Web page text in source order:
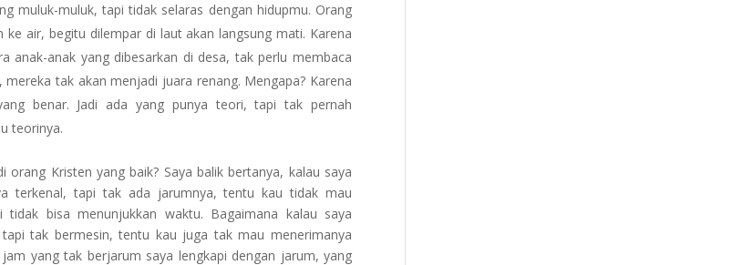
muluk-muluk, tapi tidak selaras dengan hidupmu. Orang
air, begitu dilempar di laut akan langsung mati. Karena
anak-anak yang dibesarkan di desa, tak perlu membaca
tak akan menjadi juara renang. Mengapa? Karena
benar. Jadi ada yang punya teori, tapi tak pernah
teorinya.
Kristen yang baik? Saya balik bertanya, kalau saya
terkenal, tapi tak ada jarumnya, tentu kau tidak mau
bisa menunjukkan waktu. Bagaimana kalau saya
tak bermesin, tentu kau juga tak mau menerimanya
yang tak berjarum saya lengkapi dengan jarum, yang